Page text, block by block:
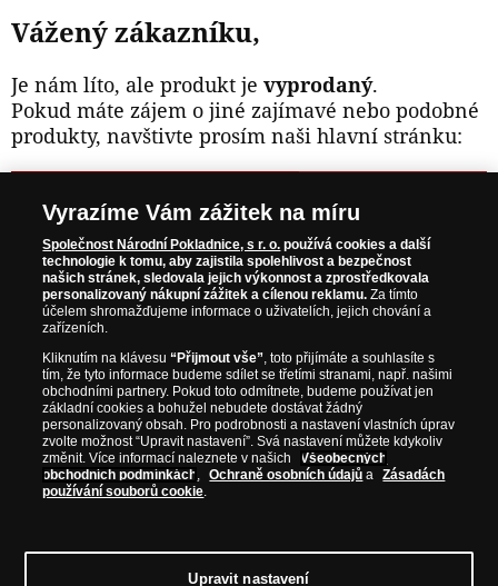
Vážený zákazníku,
Je nám líto, ale produkt je vyprodaný.
Pokud máte zájem o jiné zajímavé nebo podobné
produkty, navštivte prosím naši hlavní stránku:
NAVŠTIVTE ZAJÍMAVÉ PRODUKTY NA
WWW.NARODNIPOKLADNICE.CZ
Prosím informujte mě, jakmile bude produkt opět skladem.
NAŠE ZÁRUKY
Bezpečný nákup
Certifikát SSL
Komfortní doručení
Vyrazíme Vám zážitek na míru
Společnost Národní Pokladnice, s r. o. používá cookies a další
technologie k tomu, aby zajistila spolehlivost a bezpečnost
našich stránek, sledovala jejich výkonnost a zprostředkovala
personalizovaný nákupní zážitek a cílenou reklamu. Za tímto
účelem shromažďujeme informace o uživatelích, jejich chování a
zařízeních.
Kliknutím na klávesu“Přijmout vše”, toto přijímáte a souhlasíte s
tím, že tyto informace budeme sdílet se třetími stranami, např. našimi
obchodními partnery. Pokud toto odmítnete, budeme používat jen
základní cookies a bohužel nebudete dostávat žádný
personalizovaný obsah. Pro podrobnosti a nastavení vlastních úprav
zvolte možnost “Upravit nastavení”. Svá nastavení můžete kdykoliv
změnit. Více informací naleznete v našich
Všeobecných
obchodních podmínkách , Ochraně osobních údajů a
Zásadách
používání souborů cookie.
Upravit nastavení